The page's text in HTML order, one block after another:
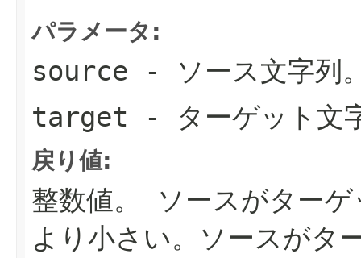
パラメータ:
source - ソース文字列
target - ターゲット文
戻り値:
整数値。
ソースがター
より小さい。ソースがタ